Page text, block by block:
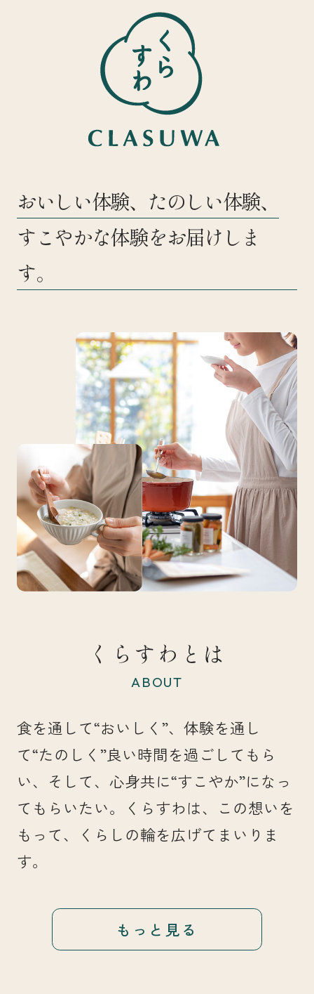
おいしい体験、たのしい体験、
すこやかな体験をお届けしま
す。
くらすわとは
ABOUT
食を通して“おいしく”、体験を通し
て“たのしく”良い時間を過ごしてもら
い、そして、心身共に“すこやか”になっ
てもらいたい。くらすわは、この想いを
もって、くらしの輪を広げてまいりま
す。
もっと見る